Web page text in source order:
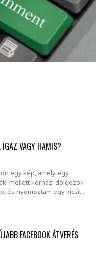
IGAZ VAGY HAMIS?
egy kép, amely egy
mellett kórházi dolgozók
és nyomoztam egy kicsit..
FACEBOOK ÁTVERÉS